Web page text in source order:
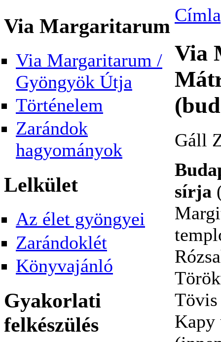
Via Margaritarum
Via Margaritarum /
Gyöngyök Útja
Történelem
Zarándok
hagyományok
Lelkület
Az élet gyöngyei
Zarándoklét
Könyvajánló
Gyakorlati
felkészülés
Via
Gáll
sírja
Kapy